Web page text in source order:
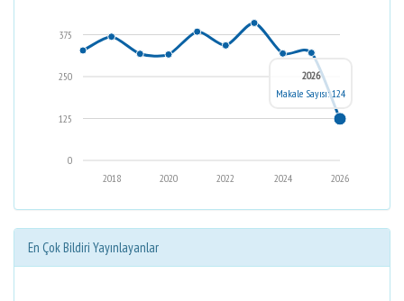
0
125
250
375
2026
2024
2022
2020
2018
2026
Makale Sayısı: 124
En Çok Bildiri Yayınlayanlar